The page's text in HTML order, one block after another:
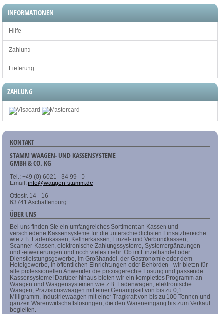
INFORMATIONEN
Hilfe
Zahlung
Lieferung
ZAHLUNG
KONTAKT
STAMM WAAGEN- UND KASSENSYSTEME
GMBH & CO. KG
Tel.: +49 (0) 6021 - 34 99 - 0
Email: info@waagen-stamm.de
Ottostr. 14 - 16
63741 Aschaffenburg
ÜBER UNS
Bei uns finden Sie ein umfangreiches Sortiment an Kassen und
verschiedene Kassensysteme für die unterschiedlichsten Einsatzbereiche
wie z.B. Ladenkassen, Kellnerkassen, Einzel- und Verbundkassen,
Scanner-Kassen, elektronische Zahlungssysteme, Systemergänzungen
und -erweiterungen und noch vieles mehr. Ob im Einzelhandel oder
Dienstleistungsgewerbe, im Großhandel, der Gastronomie oder dem
Hotelgewerbe, in öffentlichen Einrichtungen oder Behörden - wir bieten für
alle professionellen Anwender die praxisgerechte Lösung und passende
Kassensysteme! Darüber hinaus bieten wir ein komplettes Programm an
Waagen und Waagensystemen wie z.B. Ladenwagen, elektronische
Waagen, Präzisionswaagen mit einer Genauigkeit von bis zu 0,1
Milligramm, Industriewaagen mit einer Tragkraft von bis zu 100 Tonnen und
ganzen Warenwirtschaftslösungen, die den Wareneingang bis zum Verkauf
begleiten.